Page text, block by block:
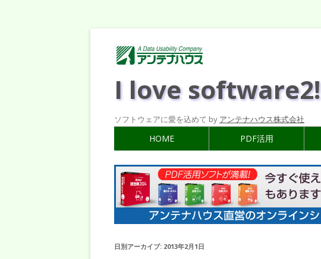
I love software2!
ソフトウェアに愛を込めて by アンテナハウス株式会社
HOME PDF活用
日別アーカイブ: 2013年2月1日